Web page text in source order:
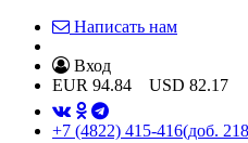
Написать нам
Вход
EUR 94.84 USD 82.17
+7 (4822) 415-416(доб.